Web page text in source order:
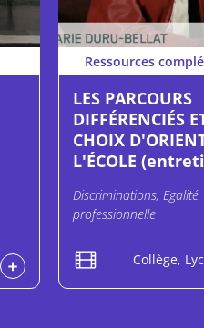
Ressources
LES PARCOURS
DIFFÉRENCIÉS
CHOIX
L'ÉCOLE
Discriminations, Egalité
professionnelle
Collège,